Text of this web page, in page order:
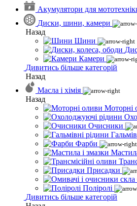
Акумулятори для
Диски, шини, камери
Назад
Шини
Камери
Дивитись більше категорій
Назад
Масла і хімія
Назад
Моторні
Очисники
Фарби
Присадки
Поліролі
Дивитись більше категорій